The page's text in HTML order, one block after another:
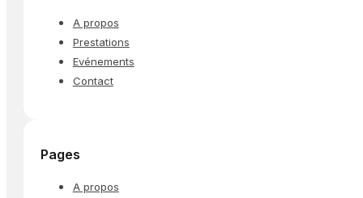
A propos
Prestations
Evénements
Contact
Pages
A propos